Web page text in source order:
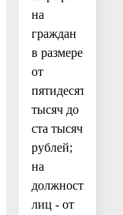
на
граждан
в размере
от
пятидесяти
тысяч до
ста тысяч
рублей;
на
должностных
лиц - от